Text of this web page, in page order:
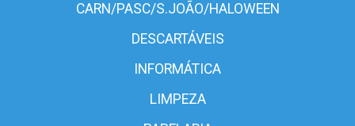
CARN/PASC/S.JOÃO/HALOWEEN
DESCARTÁVEIS
INFORMÁTICA
LIMPEZA